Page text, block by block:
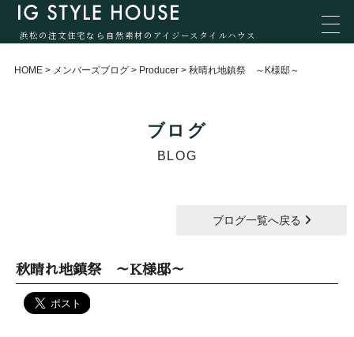
浜松の注文住宅なら自然素材のアイジースタイルハウス
HOME > メンバーズブログ > Producer > 秋晴れ地鎮祭 ～K様邸～
ブログ
BLOG
ブログ一覧へ戻る
秋晴れ地鎮祭 ～K様邸～